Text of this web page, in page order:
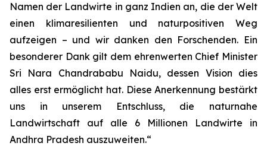
Namen der Landwirte in ganz Indien an, die der Welt
einen klimaresilienten und naturpositiven Weg
aufzeigen – und wir danken den Forschenden. Ein
besonderer Dank gilt dem ehrenwerten Chief Minister
Sri Nara Chandrababu Naidu, dessen Vision dies
alles erst ermöglicht hat. Diese Anerkennung bestärkt
uns in unserem Entschluss, die naturnahe
Landwirtschaft auf alle 6 Millionen Landwirte in
Andhra Pradesh auszuweiten.“